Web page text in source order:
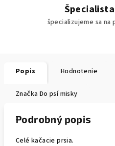
špecializujeme sa na
Popis Hodnotenie
Značka Do psí misky
Podrobný popis
Celé kačacie prsia.